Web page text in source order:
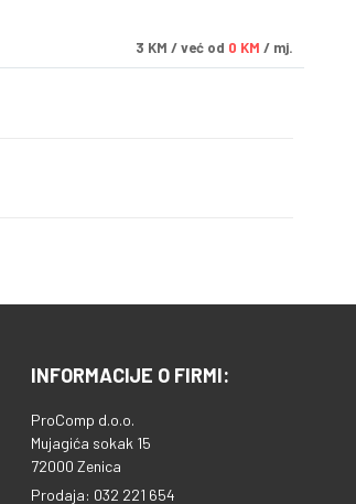
3 KM / već od 0 KM / mj.
INFORMACIJE O FIRMI:
ProComp d.o.o.
Mujagića sokak 15
72000 Zenica
Prodaja: 032 221 654